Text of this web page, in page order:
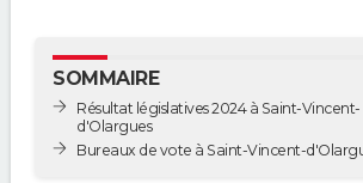
SOMMAIRE
Résultat législatives 2024 à Saint-Vincent-
d'Olargues
Bureaux de vote à Saint-Vincent-